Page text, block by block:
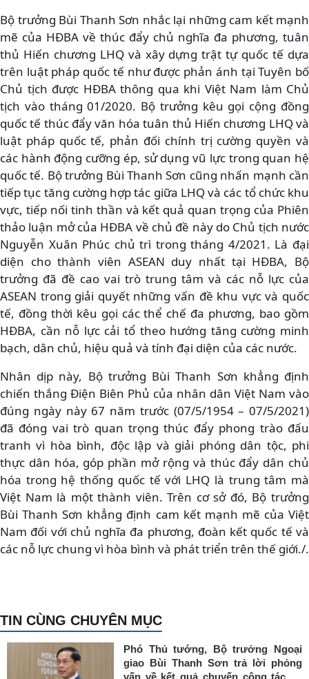
Bộ trưởng Bùi Thanh Sơn nhắc lại những cam kết mạnh
mẽ của HĐBA về thúc đẩy chủ nghĩa đa phương, tuân
thủ Hiến chương LHQ và xây dựng trật tự quốc tế dựa
trên luật pháp quốc tế như được phản ánh tại Tuyên bố
Chủ tịch được HĐBA thông qua khi Việt Nam làm Chủ
tịch vào tháng 01/2020. Bộ trưởng kêu gọi cộng đồng
quốc tế thúc đẩy văn hóa tuân thủ Hiến chương LHQ và
luật pháp quốc tế, phản đối chính trị cường quyền và
các hành động cưỡng ép, sử dụng vũ lực trong quan hệ
quốc tế. Bộ trưởng Bùi Thanh Sơn cũng nhấn mạnh cần
tiếp tục tăng cường hợp tác giữa LHQ và các tổ chức khu
vực, tiếp nối tinh thần và kết quả quan trọng của Phiên
thảo luận mở của HĐBA về chủ đề này do Chủ tịch nước
Nguyễn Xuân Phúc chủ trì trong tháng 4/2021. Là đại
diện cho thành viên ASEAN duy nhất tại HĐBA, Bộ
trưởng đã đề cao vai trò trung tâm và các nỗ lực của
ASEAN trong giải quyết những vấn đề khu vực và quốc
tế, đồng thời kêu gọi các thể chế đa phương, bao gồm
HĐBA, cần nỗ lực cải tổ theo hướng tăng cường minh
bạch, dân chủ, hiệu quả và tính đại diện của các nước.
Nhân dịp này, Bộ trưởng Bùi Thanh Sơn khẳng định
chiến thắng Điện Biên Phủ của nhân dân Việt Nam vào
đúng ngày này 67 năm trước (07/5/1954 – 07/5/2021)
đã đóng vai trò quan trọng thúc đẩy phong trào đấu
tranh vì hòa bình, độc lập và giải phóng dân tộc, phi
thực dân hóa, góp phần mở rộng và thúc đẩy dân chủ
hóa trong hệ thống quốc tế với LHQ là trung tâm mà
Việt Nam là một thành viên. Trên cơ sở đó, Bộ trưởng
Bùi Thanh Sơn khẳng định cam kết mạnh mẽ của Việt
Nam đối với chủ nghĩa đa phương, đoàn kết quốc tế và
các nỗ lực chung vì hòa bình và phát triển trên thế giới./.
TIN CÙNG CHUYÊN MỤC
Phó Thủ tướng, Bộ trưởng Ngoại
giao Bùi Thanh Sơn trả lời phỏng
vấn về kết quả chuyến công tác tại